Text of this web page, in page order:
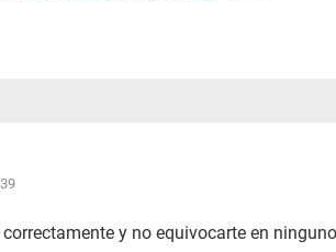
y no equivocarte en